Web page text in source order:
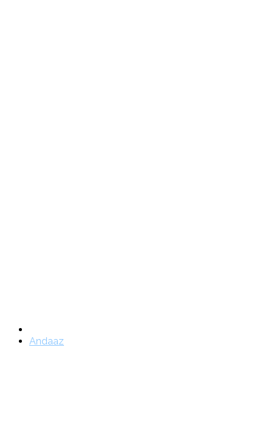
Andaaz